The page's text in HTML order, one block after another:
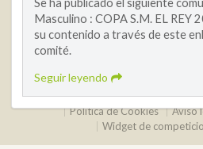
Masculino : COPA S.M. EL REY
su contenido a través de este
comité.
Seguir leyendo
2026 © Real Federación Andaluza de
Política de Cookies
Aviso
Widget de